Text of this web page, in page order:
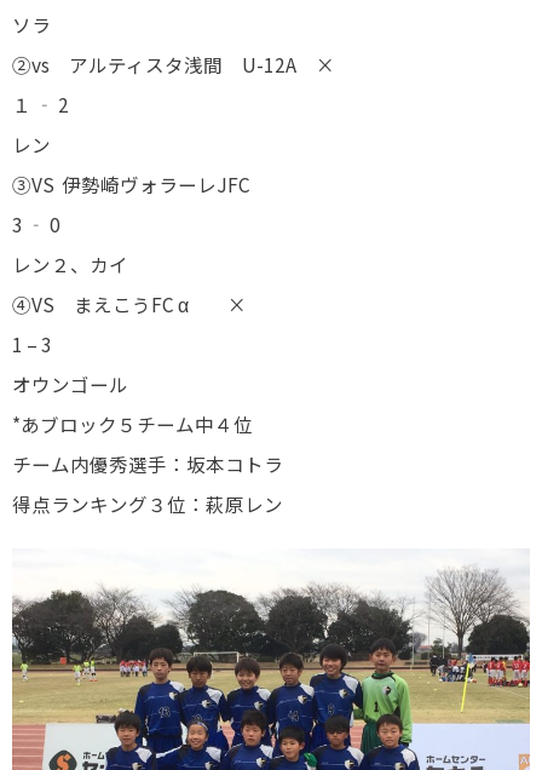
ソラ
②vs アルティスタ浅間 U-12A ×
１ ‐ 2
レン
③VS 伊勢崎ヴォラーレJFC
3 ‐ 0
レン２、カイ
④VS まえこうFC α ×
1 – 3
オウンゴール
*あブロック５チーム中４位
チーム内優秀選手：坂本コトラ
得点ランキング３位：萩原レン